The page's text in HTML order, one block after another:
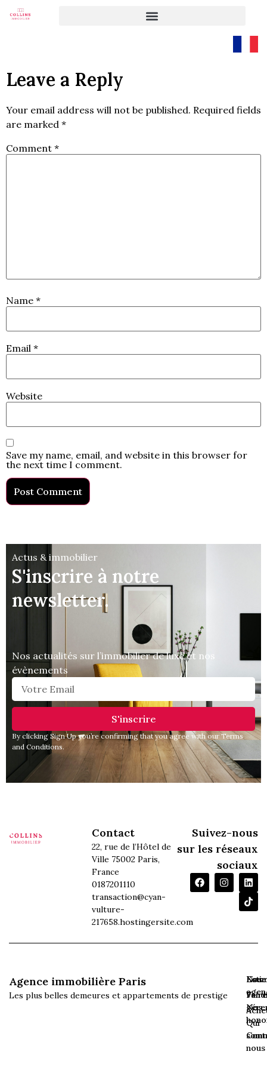
Leave a Reply
Your email address will not be published. Required fields
are marked *
Comment *
Name *
Email *
Website
Save my name, email, and website in this browser for
the next time I comment.
Actus & immobilier
S'inscrire à notre
newsletter.
Nos actualités sur l’immobilier de luxe et nos
évènements
S'inscrire
By clicking Sign Up you’re confirming that you agree with our Terms
and Conditions.
Contact
22, rue de l’Hôtel de
Ville 75002 Paris,
France
0187201110
transaction@cyan-
vulture-
217658.hostingersite.com
Suivez-nous
sur les réseaux
sociaux
Agence immobilière Paris
Les plus belles demeures et appartements de prestige
Faire
Qui
nous
Nos
Nos